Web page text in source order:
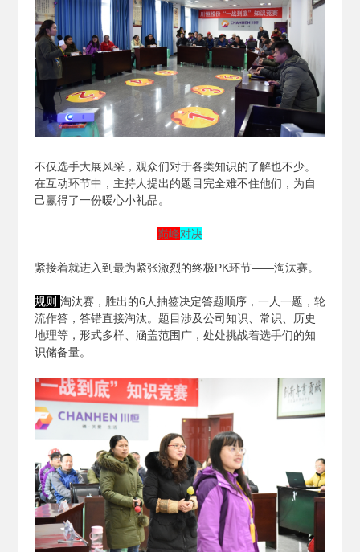
不仅选手大展风采，观众们对于各类知识的了解也不少。
在互动环节中，主持人提出的题目完全难不住他们，为自
己赢得了一份暖心小礼品。
巅峰对决
紧接着就进入到最为紧张激烈的终极PK环节——淘汰赛。
规则 淘汰赛，胜出的6人抽签决定答题顺序，一人一题，轮
流作答，答错直接淘汰。题目涉及公司知识、常识、历史
地理等，形式多样、涵盖范围广，处处挑战着选手们的知
识储备量。